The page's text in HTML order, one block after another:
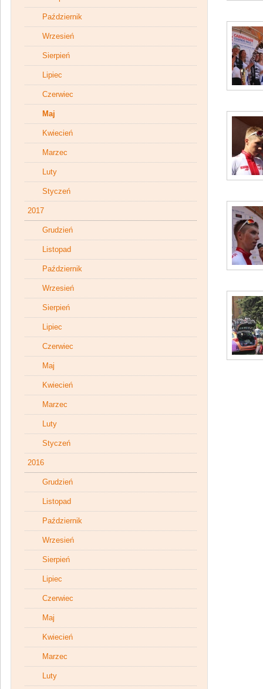
Październik
Wrzesień
Sierpień
Lipiec
Czerwiec
Maj
Kwiecień
Marzec
Luty
Styczeń
2017
Grudzień
Listopad
Październik
Wrzesień
Sierpień
Lipiec
Czerwiec
Maj
Kwiecień
Marzec
Luty
Styczeń
2016
Grudzień
Listopad
Październik
Wrzesień
Sierpień
Lipiec
Czerwiec
Maj
Kwiecień
Marzec
Luty